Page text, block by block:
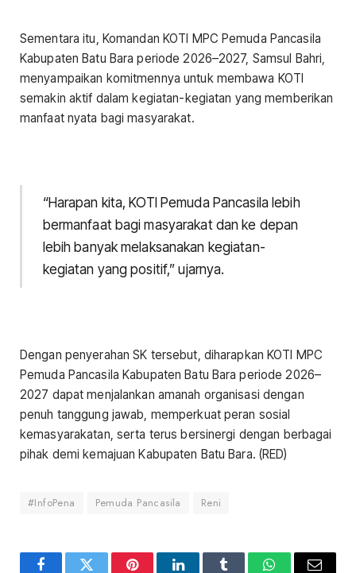
Sementara itu, Komandan KOTI MPC Pemuda Pancasila
Kabupaten Batu Bara periode 2026–2027, Samsul Bahri,
menyampaikan komitmennya untuk membawa KOTI
semakin aktif dalam kegiatan-kegiatan yang memberikan
manfaat nyata bagi masyarakat.
“Harapan kita, KOTI Pemuda Pancasila lebih
bermanfaat bagi masyarakat dan ke depan
lebih banyak melaksanakan kegiatan-
kegiatan yang positif,” ujarnya.
Dengan penyerahan SK tersebut, diharapkan KOTI MPC
Pemuda Pancasila Kabupaten Batu Bara periode 2026–
2027 dapat menjalankan amanah organisasi dengan
penuh tanggung jawab, memperkuat peran sosial
kemasyarakatan, serta terus bersinergi dengan berbagai
pihak demi kemajuan Kabupaten Batu Bara. (RED)
#InfoPena Pemuda Pancasila Reni